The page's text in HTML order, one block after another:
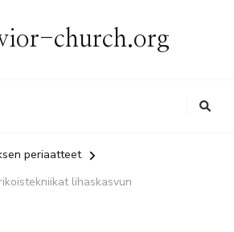
church.org
periaatteet
lihaskasvun